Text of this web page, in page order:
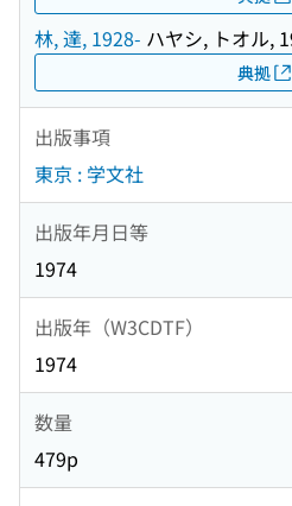
林, 達, 1928- ハヤシ, トオル,
典拠
出版事項
東京 : 学文社
出版年月日等
1974
出版年（W3CDTF）
1974
数量
479p